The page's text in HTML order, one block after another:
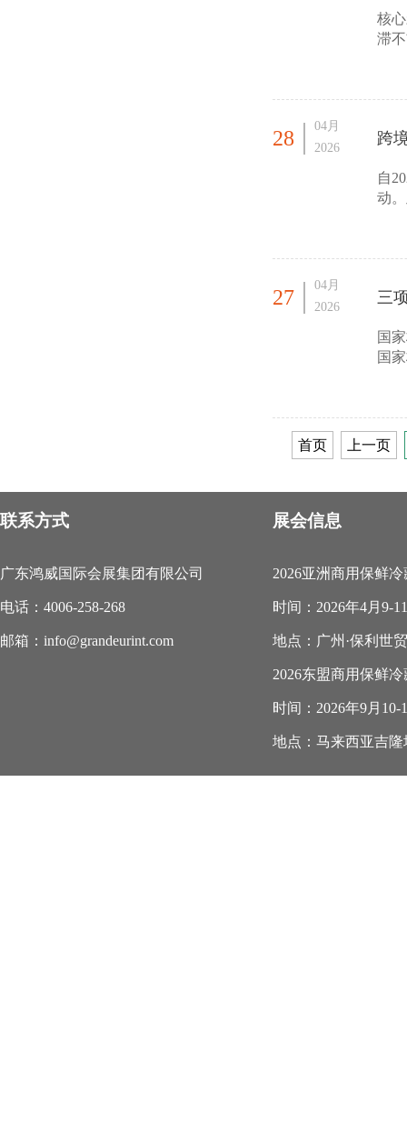
核
滞
28
04月
2026
跨
自
动
27
04月
2026
三
国
国
首页 上一页
联系方式 展会信息
广东鸿威国际会展集团有限公司
电话：4006-258-268
邮箱：info@grandeurint.com
2026亚洲商用保鲜
时间：2026年4月9-
地点：广州·保利世
2026东盟商用保鲜
时间：2026年9月10-
地点：马来西亚吉